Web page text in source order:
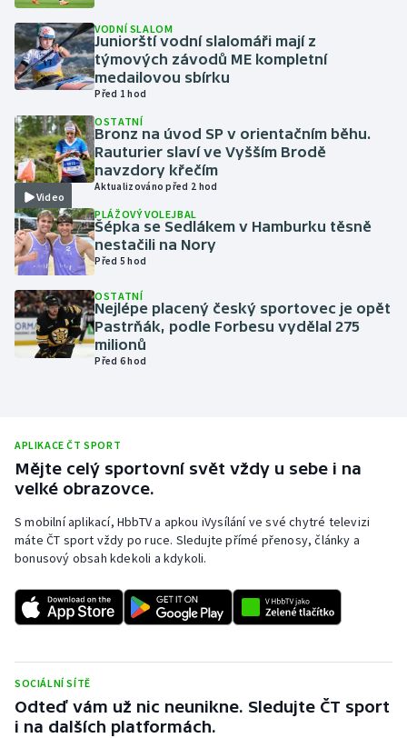
Judo
Krasobruslení
Lezení
Lyže a snowboard
Moderní pětiboj
Motorsport
Olympijské hry
Parasport
Ragby
Rychlostní kanoistika
Short track
Stolní tenis
Triatlon
VODNÍ SLALOM
Juniorští vodní slalomáři mají z
týmových závodů ME kompletní
medailovou sbírku
Před 1 hod
Video
OSTATNÍ
Bronz na úvod SP v orientačním běhu.
Rauturier slaví ve Vyšším Brodě
navzdory křečím
Aktualizováno před 2 hod
PLÁŽOVÝ VOLEJBAL
Šépka se Sedlákem v Hamburku těsně
nestačili na Nory
Před 5 hod
OSTATNÍ
Nejlépe placený český sportovec je opět
Pastrňák, podle Forbesu vydělal 275
milionů
Před 6 hod
APLIKACE ČT SPORT
Mějte celý sportovní svět vždy u sebe i na
velké obrazovce.
S mobilní aplikací, HbbTV a apkou iVysílání ve své chytré televizi
máte ČT sport vždy po ruce. Sledujte přímé přenosy, články a
bonusový obsah kdekoli a kdykoli.
SOCIÁLNÍ SÍTĚ
Odteď vám už nic neunikne. Sledujte ČT sport
i na dalších platformách.